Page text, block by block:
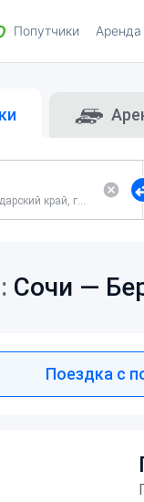
Попутчики
Россия, Краснодарский край, город-курорт Сочи
Сочи —
Поездка с